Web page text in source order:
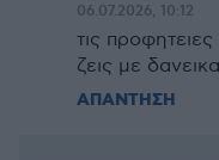
06.07.2026, 10:12
τις
ζεις με
ΑΠΑΝΤΗΣΗ